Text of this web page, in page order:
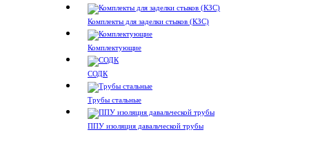
Комплекты для заделки стыков (КЗС)
Комплектующие
СОДК
Трубы стальные
ППУ изоляция давальческой трубы